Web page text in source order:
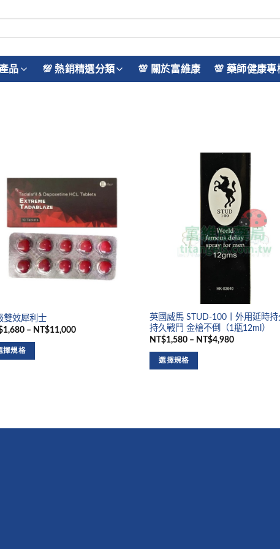
品 💯 熱銷精選分類 💯 關於富維康 💯 藥師健康專
雙效犀利士
– NT$11,000
擇規格
英國威馬 STUD-100丨外用延時
持久戰鬥 金槍不倒（1瓶12ml）
NT$1,580 – NT$4,980
選擇規格